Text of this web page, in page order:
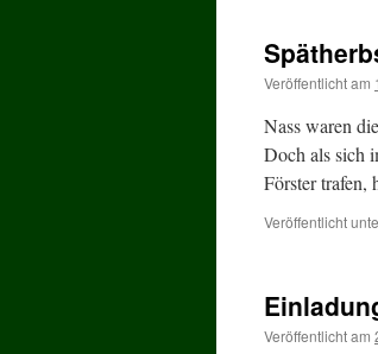
Veröffentlicht am
Nass waren
Doch als sich
Förster trafen,
Veröffentlicht
Veröffentlicht am